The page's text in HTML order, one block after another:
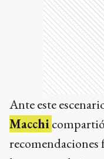
Ante este
Macchi